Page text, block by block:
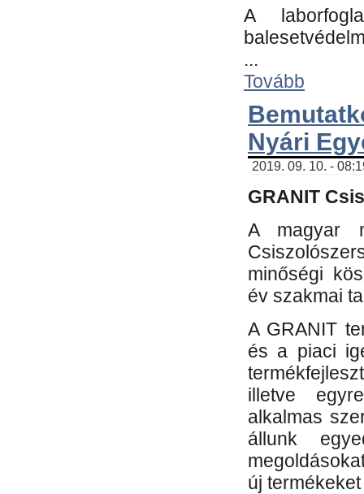
A
...
Tovább
Nyári
2019. 09. 10. -
GRANIT
A magyar
minőségi
év szakmai
A GRANIT
és a piaci
illetve
alkalmas
állunk
új